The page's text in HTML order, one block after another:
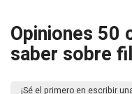
Opiniones 50
saber sobre
¡Sé el primero en escribir